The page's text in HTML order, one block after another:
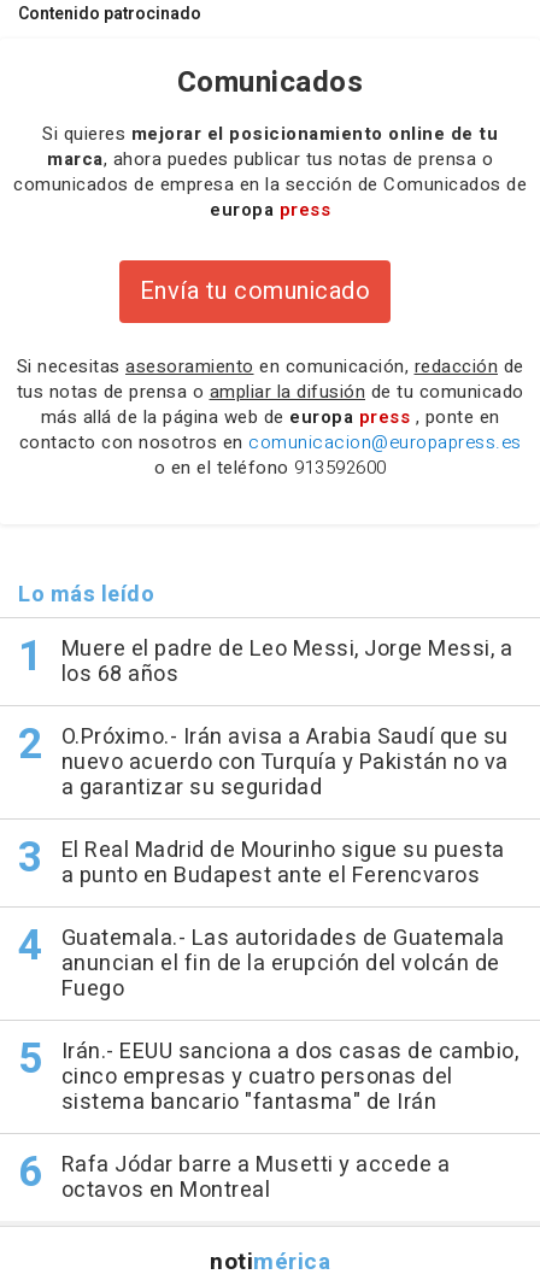
Contenido patrocinado
Comunicados
Si quieres mejorar el posicionamiento online de tu
marca, ahora puedes publicar tus notas de prensa o
comunicados de empresa en la sección de Comunicados de
europa press
Envía tu comunicado
Si necesitas asesoramiento en comunicación, redacción de
tus notas de prensa o ampliar la difusión de tu comunicado
más allá de la página web de europa press , ponte en
contacto con nosotros en comunicacion@europapress.es
o en el teléfono 913592600
Lo más leído
Muere el padre de Leo Messi, Jorge Messi, a
los 68 años
O.Próximo.- Irán avisa a Arabia Saudí que su
nuevo acuerdo con Turquía y Pakistán no va
a garantizar su seguridad
El Real Madrid de Mourinho sigue su puesta
a punto en Budapest ante el Ferencvaros
Guatemala.- Las autoridades de Guatemala
anuncian el fin de la erupción del volcán de
Fuego
Irán.- EEUU sanciona a dos casas de cambio,
cinco empresas y cuatro personas del
sistema bancario "fantasma" de Irán
Rafa Jódar barre a Musetti y accede a
octavos en Montreal
notimérica